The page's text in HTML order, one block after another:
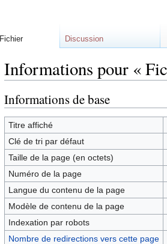
Informations pour «
Informations de base
Titre affiché
Clé de tri par défaut
Taille de la page (en octets)
Numéro de la page
Langue du contenu de la page
Modèle de contenu de la page
Indexation par robots
Nombre de redirections vers cette page
Fichier Discussion